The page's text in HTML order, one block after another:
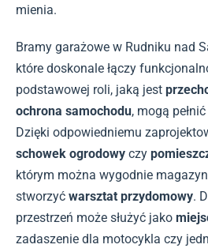
mienia.
Bramy garażowe w Rudniku nad
które doskonale łączy
podstawowej roli, jaką jest
ochrona samochodu, mogą
Dzięki odpowiedniemu
schowek ogrodowy czy
którym można wygodnie
stworzyć warsztat przydomowy.
przestrzeń może służyć jako
zadaszenie dla motocykla czy